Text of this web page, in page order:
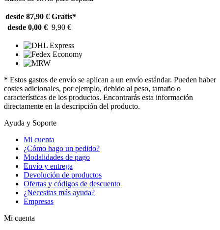
desde 87,90 € Gratis*
desde 0,00 € 9,90 €
* Estos gastos de envío se aplican a un envío estándar. Pueden haber
costes adicionales, por ejemplo, debido al peso, tamaño o
características de los productos. Encontrarás esta información
directamente en la descripción del producto.
Ayuda y Soporte
Mi cuenta
¿Cómo hago un pedido?
Modalidades de pago
Envío y entrega
Devolución de productos
Ofertas y códigos de descuento
¿Necesitas más ayuda?
Empresas
Mi cuenta